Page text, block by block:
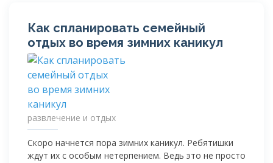
Как спланировать семейный
отдых во время зимних каникул
развлечение и отдых
Скоро начнется пора зимних каникул. Ребятишки
ждут их с особым нетерпением. Ведь это не просто